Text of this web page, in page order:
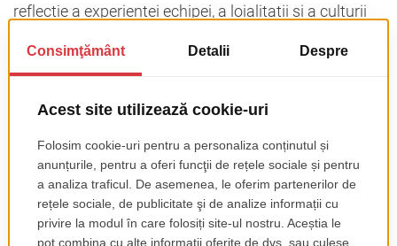
reflectie a experientei echipei, a loialitatii si a culturii
decenii.
posibil acest rezultat.
Si multumim Undelucram.ro pentru crearea unei
platforme in care vocea angajatilor modeleaza
companiile de maine.